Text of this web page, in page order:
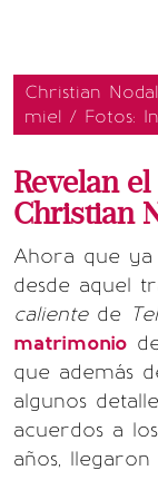
Christian
miel / Fotos:
Revelan
Christian
Ahora que ya
desde aquel
calientede
matrimonio
que además
algunos
acuerdos a
años,